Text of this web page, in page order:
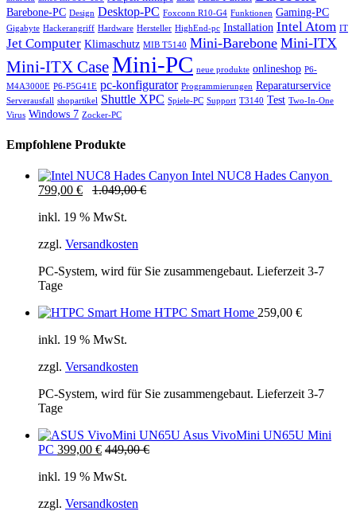
Barebone-PC Design Desktop-PC Foxconn R10-G4 Funktionen Gaming-PC
Gigabyte Hackerangriff Hardware Hersteller HighEnd-pc Installation Intel Atom IT
Jet Computer Klimaschutz MIB T5140 Mini-Barebone Mini-ITX
Mini-ITX CaseMini-PC neue produkte onlineshop P6-
M4A3000E P6-P5G41E pc-konfigurator Programmierungen Reparaturservice
Serverausfall shopartikel Shuttle XPC Spiele-PC Support T3140 Test Two-In-One
Virus Windows 7 Zocker-PC
Empfohlene Produkte
Intel NUC8 Hades Canyon
799,00 € 1.049,00€
inkl. 19 % MwSt.
zzgl. Versandkosten
PC-System, wird für Sie zusammengebaut. Lieferzeit 3-7
Tage
HTPC Smart Home 259,00 €
inkl. 19 % MwSt.
zzgl. Versandkosten
PC-System, wird für Sie zusammengebaut. Lieferzeit 3-7
Tage
Asus VivoMini UN65U Mini
PC 399,00 € 449,00€
inkl. 19 % MwSt.
zzgl. Versandkosten